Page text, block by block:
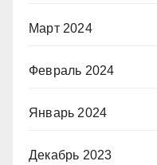
Март 2024
Февраль 2024
Январь 2024
Декабрь 2023